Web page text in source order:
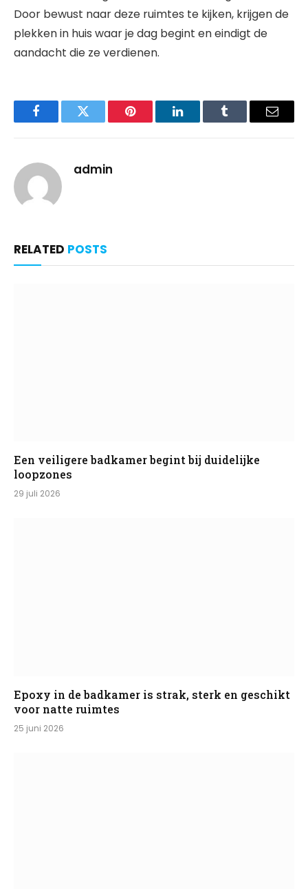
Door bewust naar deze ruimtes te kijken, krijgen de
plekken in huis waar je dag begint en eindigt de
aandacht die ze verdienen.
FacebookTwitter Pinterest LinkedInTumblr Email
admin
RELATED POSTS
Een veiligere badkamer begint bij duidelijke
loopzones
29 juli 2026
Epoxy in de badkamer is strak, sterk en geschikt
voor natte ruimtes
25 juni 2026